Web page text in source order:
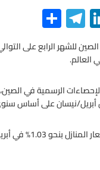
Li
n
ke
n
Te
le
gr
m
S
h
ar
للشهر الرابع على
العالم.